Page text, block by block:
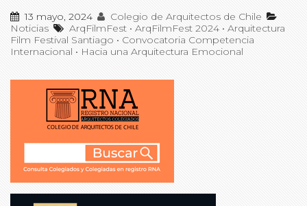
13 mayo, 2024
Colegio de Arquitectos de Chile
Noticias
ArqFilmFest •ArqFilmFest 2024 •Arquitectura
Film Festival Santiago • Convocatoria Competencia
Internacional • Hacia una Arquitectura Emocional